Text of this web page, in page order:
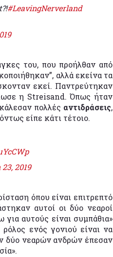
#LeavingNerverland
του, που προήλθαν από
αλλά εκείνα τα
εκεί. Παντρεύτηκαν
η Streisand. Όπως ήταν
πολλές αντιδράσεις,
είπε κάτι τέτοιο.
2019
όπου είναι επιτρεπτό
αυτοί οι δύο νεαροί
αυτούς είναι συμπάθια»
ενός γονιού είναι να
δύο νεαρών ανδρών έπεσαν